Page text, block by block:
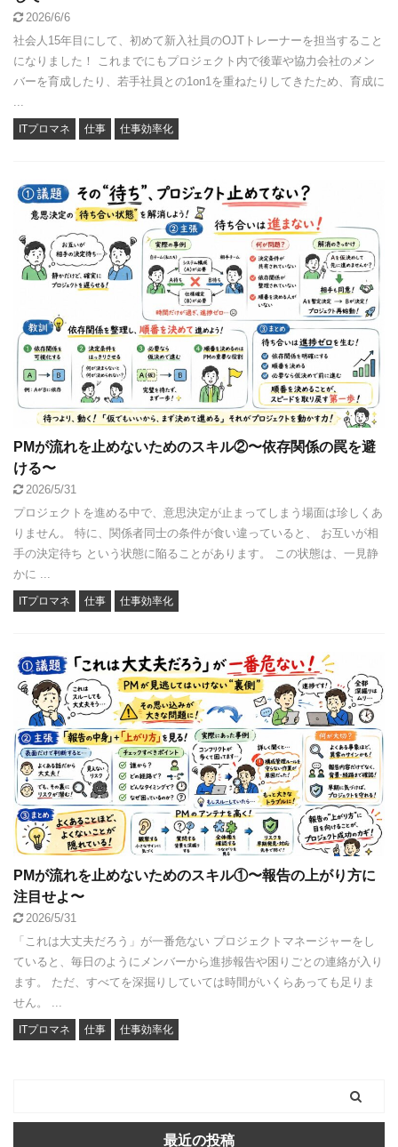
2026/6/6
社会人15年目にして、初めて新入社員のOJTトレーナーを担当すること
になりました！ これまでにもプロジェクト内で後輩や協力会社のメン
バーを育成したり、若手社員との1on1を重ねたりしてきたため、育成に
...
ITプロマネ 仕事 仕事効率化
PMが流れを止めないためのスキル②〜依存関係の罠を避
ける〜
2026/5/31
プロジェクトを進める中で、意思決定が止まってしまう場面は珍しくあ
りません。 特に、関係者同士の条件が食い違っていると、 お互いが相
手の決定待ち という状態に陥ることがあります。 この状態は、一見静
かに ...
ITプロマネ 仕事 仕事効率化
PMが流れを止めないためのスキル①〜報告の上がり方に
注目せよ〜
2026/5/31
「これは大丈夫だろう」が一番危ない プロジェクトマネージャーをし
ていると、毎日のようにメンバーから進捗報告や困りごとの連絡が入り
ます。 ただ、すべてを深掘りしていては時間がいくらあっても足りま
せん。 ...
ITプロマネ 仕事 仕事効率化
最近の投稿